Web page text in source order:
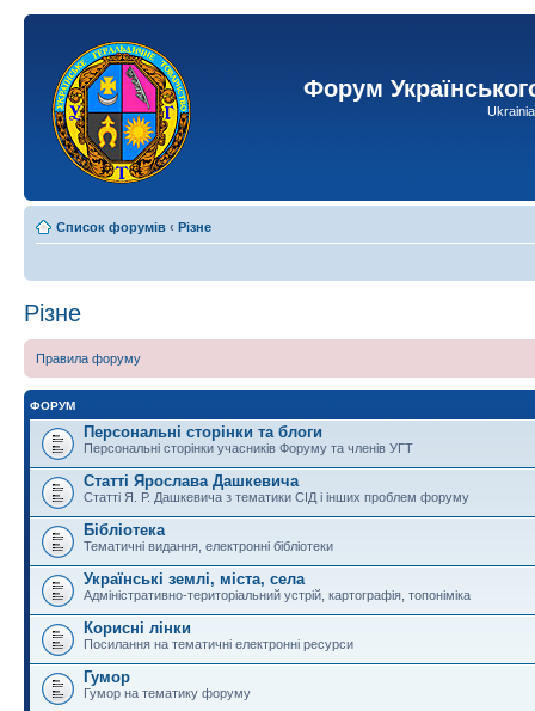
Форум
Список форумів ‹ Різне
Різне
Правила форуму
ФОРУМ
Персональні сторінки та блоги
Персональні сторінки учасників Форуму та членів УГТ
Статті Ярослава Дашкевича
Статті Я. Р. Дашкевича з тематики СІД і інших проблем форуму
Бібліотека
Тематичні видання, електронні бібліотеки
Українські землі, міста, села
Адміністративно-територіальний устрій, картографія, топоніміка
Корисні лінки
Посилання на тематичні електронні ресурси
Гумор
Гумор на тематику форуму